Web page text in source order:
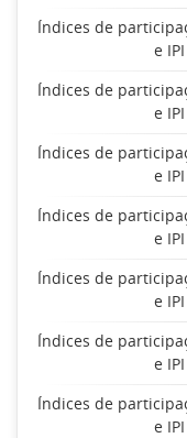
Índices de
e
Índices de
e
Índices de
e
Índices de
e
Índices de
e
Índices de
e
Índices de
e